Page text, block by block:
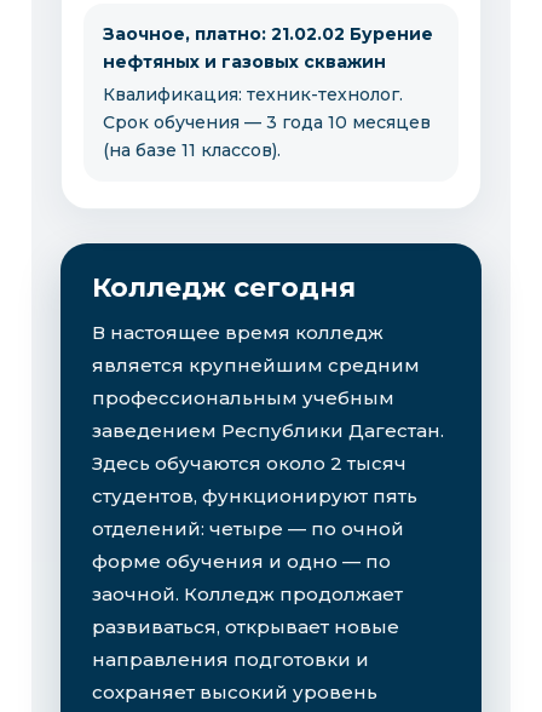
Заочное, платно: 21.02.02 Бурение
нефтяных и газовых скважин
Квалификация: техник-технолог.
Срок обучения — 3 года 10 месяцев
(на базе 11 классов).
Колледж сегодня
В настоящее время колледж
является крупнейшим средним
профессиональным учебным
заведением Республики Дагестан.
Здесь обучаются около 2 тысяч
студентов, функционируют пять
отделений: четыре — по очной
форме обучения и одно — по
заочной. Колледж продолжает
развиваться, открывает новые
направления подготовки и
сохраняет высокий уровень